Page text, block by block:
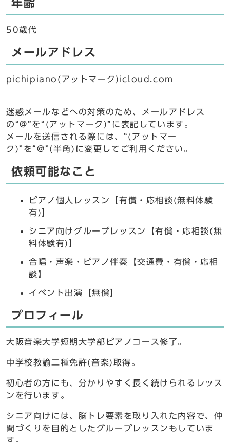
年齢
50歳代
メールアドレス
pichipiano(アットマーク)icloud.com
迷惑メールなどへの対策のため、メールアドレス
の“@”を“(アットマーク)”に表記しています。
メールを送信される際には、“(アットマー
ク)”を“@”(半角)に変更してご利用ください。
依頼可能なこと
ピアノ個人レッスン【有償・応相談(無料体験
有)】
シニア向けグループレッスン【有償・応相談(無
料体験有)】
合唱・声楽・ピアノ伴奏【交通費・有償・応相
談】
イベント出演【無償】
プロフィール
大阪音楽大学短期大学部ピアノコース修了。
中学校教諭二種免許(音楽)取得。
初心者の方にも、分かりやすく長く続けられるレッス
ンを行います。
シニア向けには、脳トレ要素を取り入れた内容で、仲
間づくりを目的としたグループレッスンもしていま